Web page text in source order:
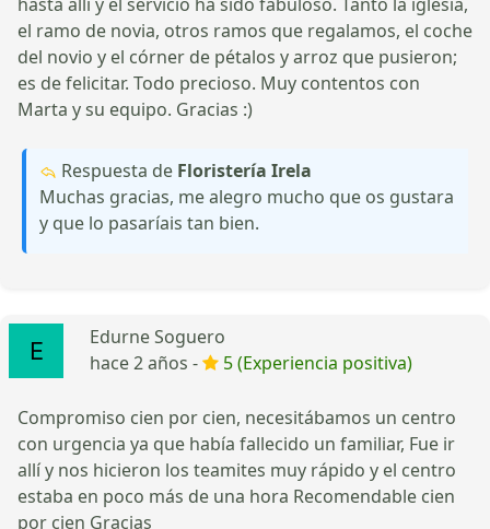
el ramo de novia, otros ramos que regalamos, el coche
del novio y el córner de pétalos y arroz que pusieron;
es de felicitar. Todo precioso. Muy contentos con
Marta y su equipo. Gracias :)
Respuesta de Floristería Irela
Muchas gracias, me alegro mucho que os gustara
y que lo pasaríais tan bien.
Edurne Soguero
hace 2 años -
5 (Experiencia positiva)
Compromiso cien por cien, necesitábamos un centro
con urgencia ya que había fallecido un familiar, Fue ir
allí y nos hicieron los teamites muy rápido y el centro
estaba en poco más de una hora Recomendable cien
por cien Gracias